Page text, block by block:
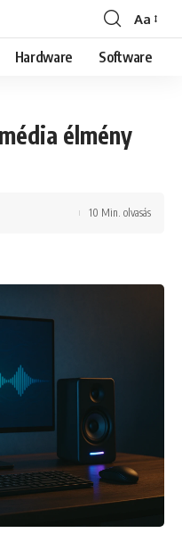
Font
Resizer
Aa
Hardware Software
élmény
10 Min. olvasás